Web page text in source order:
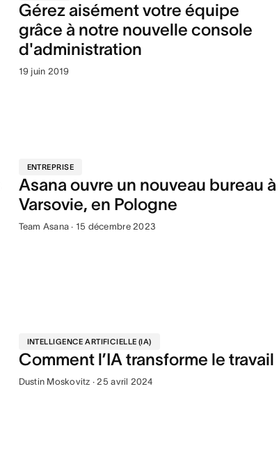
Gérez aisément votre équipe
grâce à notre nouvelle console
d'administration
19 juin 2019
ENTREPRISE
Asana ouvre un nouveau bureau à
Varsovie, en Pologne
Team Asana · 15 décembre 2023
INTELLIGENCE ARTIFICIELLE (IA)
Comment l’IA transforme le travail
Dustin Moskovitz · 25 avril 2024